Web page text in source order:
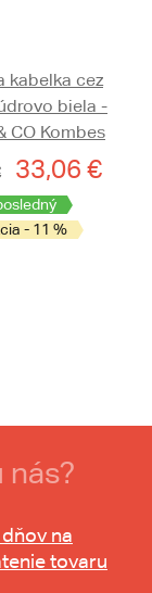
kabelka cez
biela -
CO Kombes
33,06 €
- 11 %
nás?
na
tovaru